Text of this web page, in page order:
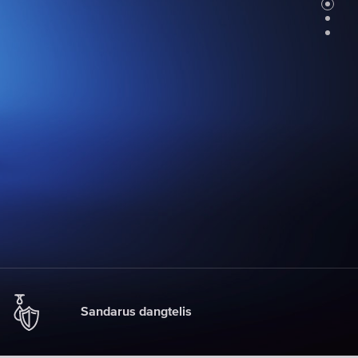
Sandarus dangtelis